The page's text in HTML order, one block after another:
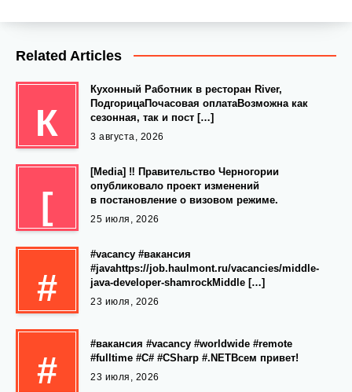
Related Articles
К
Кухонный Работник в ресторан River,
ПодгорицаПочасовая оплатаВозможна как
сезонная, так и пост […]
3 августа, 2026
[
[Media] ‼️ Правительство Черногории
опубликовало проект изменений
в постановление о визовом режиме.
25 июля, 2026
#
#vacancy #вакансия
#javahttps://job.haulmont.ru/vacancies/middle-
java-developer-shamrockMiddle […]
23 июля, 2026
#
#вакансия #vacancy #worldwide #remote
#fulltime #C# #CSharp #.NETВсем привет!
23 июля, 2026